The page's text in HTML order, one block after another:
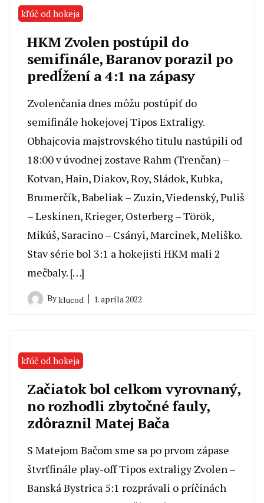
kľúč od hokeja
HKM Zvolen postúpil do
semifinále, Baranov porazil po
predĺžení a 4:1 na zápasy
Zvolenčania dnes môžu postúpiť do
semifinále hokejovej Tipos Extraligy.
Obhajcovia majstrovského titulu nastúpili od
18:00 v úvodnej zostave Rahm (Trenčan) –
Kotvan, Hain, Diakov, Roy, Sládok, Kubka,
Brumerčík, Babeliak – Zuzin, Viedenský, Puliš
– Leskinen, Krieger, Osterberg – Török,
Mikúš, Saracino – Csányi, Marcinek, Meliško.
Stav série bol 3:1 a hokejisti HKM mali 2
mečbaly. […]
Byklucod 1. apríla 2022
kľúč od hokeja
Začiatok bol celkom vyrovnaný,
no rozhodli zbytočné fauly,
zdôraznil Matej Bača
S Matejom Bačom sme sa po prvom zápase
štvrťfinále play-off Tipos extraligy Zvolen –
Banská Bystrica 5:1 rozprávali o príčinách